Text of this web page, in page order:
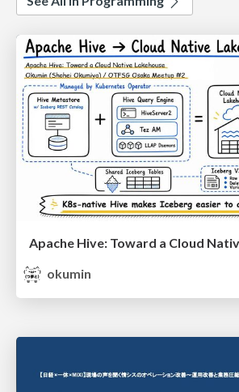
Apache Hive: Toward a Cloud
okumin